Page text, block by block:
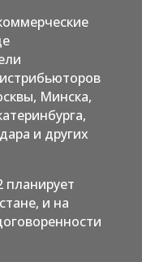
Минска,
и других
планирует
и на